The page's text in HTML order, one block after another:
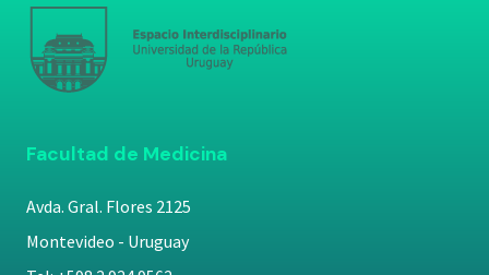
Facultad de Medicina
Avda. Gral. Flores 2125
Montevideo - Uruguay